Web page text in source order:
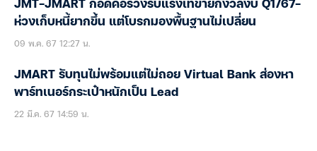
JMT-JMART กอดคอร่วงรับแรงเทขายกังวลงบ Q1/67-
ห่วงเก็บหนี้ยากขึ้น แต่โบรกมองพื้นฐานไม่เปลี่ยน
09 พ.ค. 67 12:27 น.
JMART รับทุนไม่พร้อมแต่ไม่ถอย Virtual Bank ส่องหา
พาร์ทเนอร์กระเป๋าหนักเป็น Lead
22 มี.ค. 67 14:59 น.